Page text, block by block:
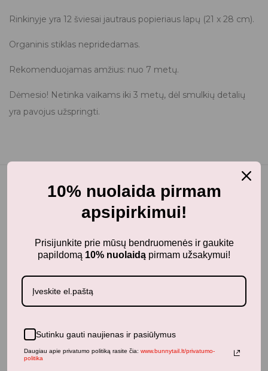
Rinkinyje yra 12 šviesai jautraus popieriaus lapų (21 x 28 cm).
Organinis stiklas nepridedamas.
Rekomenduojamas amžius: nuo 7 metų.
Dėmesio! Netinka vaikams iki 3 metų, dėl smulkių detalių
yra pavojus užspringti.
Panašūs produktai
Neseniai žiūrėti produktai
10% nuolaida pirmam
apsipirkimui!
Prisijunkite prie mūsų bendruomenės ir gaukite
papildomą 10% nuolaidą pirmam užsakymui!
Sutinku gauti naujienas ir pasiūlymus
Daugiau apie privatumo politiką rasite čia: www.bunnytail.lt/privatumo-
politika